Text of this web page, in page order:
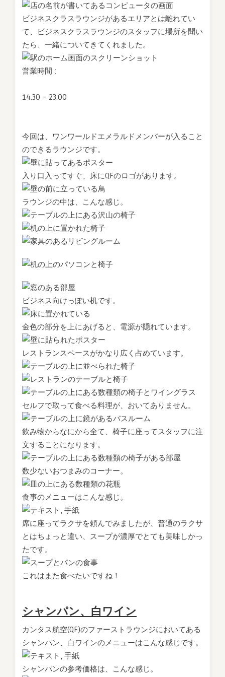
ビジネスクラスラウンジがあるエリアとは離れてい
て、ビジネスクラスラウンジのスタッフに場所を聞い
たら、一緒についてきてくれました。
営業時間 :
14.30 – 23.00
今回は、ワンワールドエメラルドメンバーが入ること
のできるラウンジです。
入り口入ってすぐ、床にQFのロゴがあります。
ラウンジの中は、こんな感じ。
ビジネス向けっぽい机です。
金色の部分を上にあげると、電源が隠れています。
レストランスペースがかなり広く占めています。
セルフで取って食べる料理が、おいてありません。
飲み物からなにから全て、椅子に座ってスタッフに注
文することになります。
数少ないおつまみのコーナー。
食事のメニューはこんな感じ。
席に座ってラクサを頼んでみましたが、普通のラクサ
とはちょっと違い、スープが濃厚でとても美味しかっ
たです。
これはまた食べたいですね！
シャンパン、白ワイン
カンタス航空(QF)のファーストラウンジにおいてある
シャンパン、白ワインのメニューはこんな感じです。
シャンパンの参考価格は、こんな感じ。